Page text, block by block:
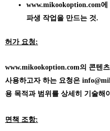
www.mikookoption.com에
파생 작업을 만드는 것.
허가 요청:
www.mikookoption.com의 콘텐
사용하고자 하는 요청은
용 목적과 범위를 상세히 기술해
면책 조항: